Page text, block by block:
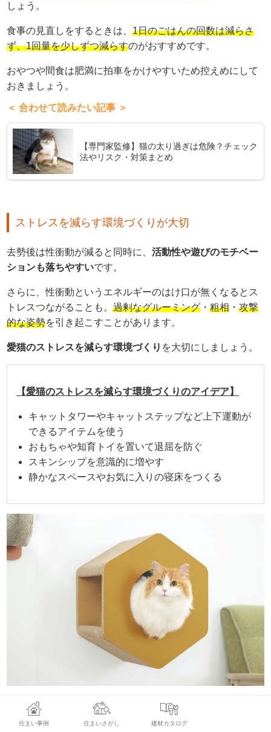
しょう。
食事の見直しをするときは、1日のごはんの回数は減らさ
ず、1回量を少しずつ減らすのがおすすめです。
おやつや間食は肥満に拍車をかけやすいため控えめにして
おきましょう。
＜ 合わせて読みたい記事 ＞
【専門家監修】猫の太り過ぎは危険？チェック
法やリスク・対策まとめ
ストレスを減らす環境づくりが大切
去勢後は性衝動が減ると同時に、活動性や遊びのモチベー
ションも落ちやすいです。
さらに、性衝動というエネルギーのはけ口が無くなるとス
トレスつながることも。過剰なグルーミング ・粗相 ・攻撃
的な姿勢を引き起こすことがあります。
愛猫のストレスを減らす環境づくり を大切にしましょう。
【愛猫のストレスを減らす環境づくりのアイデア】
キャットタワーやキャットステップなど上下運動が
できるアイテムを使う
おもちゃや知育トイを置いて退屈を防ぐ
スキンシップを意識的に増やす
静かなスペースやお気に入りの寝床をつくる
キャットステップの中でおすすめなのは
G」です。
住まい事例 住まいさがし 建材カタログ